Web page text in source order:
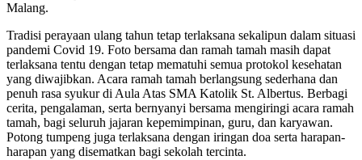
Malang.
Tradisi perayaan ulang tahun tetap terlaksana sekalipun dalam situasi
pandemi Covid 19. Foto bersama dan ramah tamah masih dapat
terlaksana tentu dengan tetap mematuhi semua protokol kesehatan
yang diwajibkan. Acara ramah tamah berlangsung sederhana dan
penuh rasa syukur di Aula Atas SMA Katolik St. Albertus. Berbagi
cerita, pengalaman, serta bernyanyi bersama mengiringi acara ramah
tamah, bagi seluruh jajaran kepemimpinan, guru, dan karyawan.
Potong tumpeng juga terlaksana dengan iringan doa serta harapan-
harapan yang disematkan bagi sekolah tercinta.